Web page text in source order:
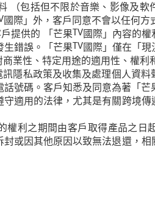
（包括但不限於音樂、影像及
國際」外，客戶同意不會以任何方
提供的 「芒果 TV國際」內容的
生錯誤。「芒果 TV國際」僅在「現
業性、特定用途的適用性、權利
隱私政策及收集及處理個人資
號碼。客戶知悉及同意為著「芒
適用的法律，尤其是有關跨境
權利之期間由客戶取得產品之日
或因其他原因以致無法退還，